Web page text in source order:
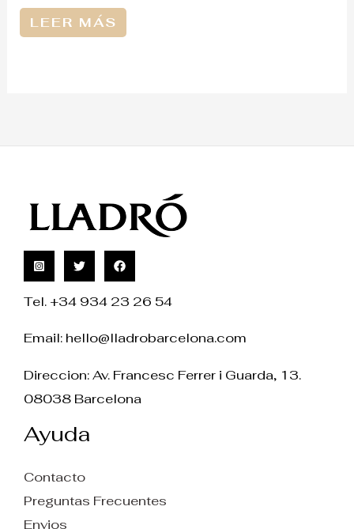
LEER MÁS
Tel. +34 934 23 26 54
Email: hello@lladrobarcelona.com
Direccion: Av. Francesc Ferrer i Guarda, 13.
08038 Barcelona
Ayuda
Contacto
Preguntas Frecuentes
Envios